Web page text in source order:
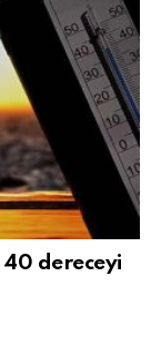
40 dereceyi